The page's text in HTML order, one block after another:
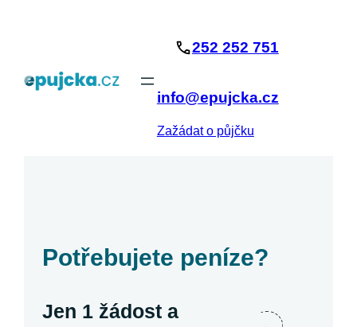
252 252 751
info@epujcka.cz
Zažádat o půjčku
Potřebujete peníze?
Jen 1 žádost a